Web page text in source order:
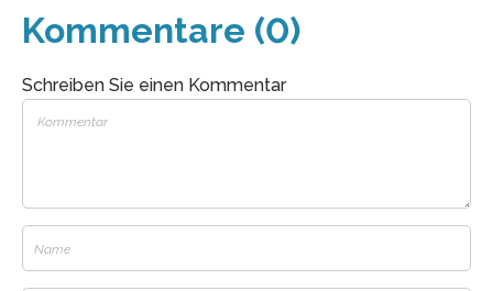
Kommentare (0)
Schreiben Sie einen Kommentar